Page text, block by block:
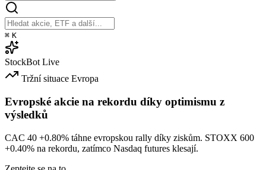
⌘ K
StockBot Live
Tržní situace Evropa
Evropské akcie na rekordu díky optimismu z
výsledků
CAC 40 +0.80% táhne evropskou rally díky ziskům. STOXX 600
+0.40% na rekordu, zatímco Nasdaq futures klesají.